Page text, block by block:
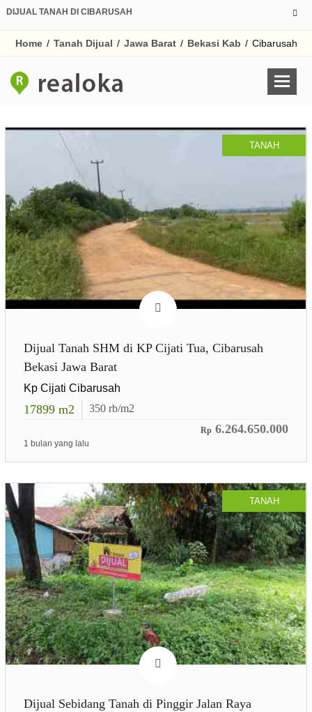
DIJUAL TANAH DI CIBARUSAH
Home / Tanah Dijual / Jawa Barat / Bekasi Kab / Cibarusah
TANAH
Dijual Tanah SHM di KP Cijati Tua, Cibarusah
Bekasi Jawa Barat
Kp Cijati Cibarusah
17899 m2 350 rb/m2
Rp 6.264.650.000
1 bulan yang lalu
TANAH
Dijual Sebidang Tanah di Pinggir Jalan Raya